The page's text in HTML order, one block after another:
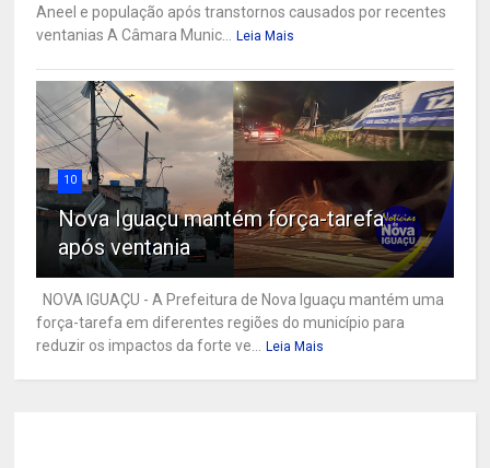
Aneel e população após transtornos causados por recentes
ventanias A Câmara Munic... Leia Mais
10
Nova Iguaçu mantém força-tarefa
após ventania
NOVA IGUAÇU - A Prefeitura de Nova Iguaçu mantém uma
força-tarefa em diferentes regiões do município para
reduzir os impactos da forte ve... Leia Mais